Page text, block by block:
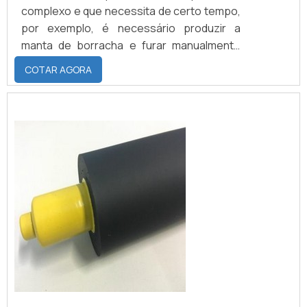
complexo e que necessita de certo tempo,
por exemplo, é necessário produzir a
manta de borracha e furar manualmente
todas as bolhas que podem ter nessa
manta, revestir o cilindro com essa manta,
enfaixar, vulcanizar e por fim retificar o
aparecer alguns defeitos como buracos e
marcas, e quando constatados reiniciamos
o processo.VEJA QUAIS SÃO OS TIPOS DE
ELASTÔMEROS PARA REVESTIMENTOCaso
o cliente constate algum defeito que pode
aparecer com a utilização da peça, ou
mesmo na hora de instalação, e o mesmo
for considerado um defeito de fabricação,
enviamos uma nova peça para troca.
COTAR AGORA